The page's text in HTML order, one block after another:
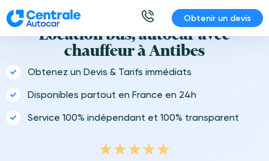
Aller
au
Obtenir un devis
Location bus, autocar avec
chauffeur à Antibes
Obtenez un Devis & Tarifs immédiats
Disponibles partout en France en 24h
Service 100% indépendant et 100% transparent